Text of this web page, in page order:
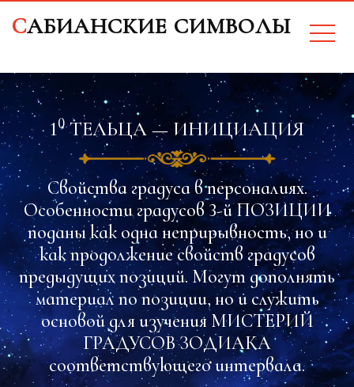
CАБИАНСКИЕ СИМВОЛЫ
10ТЕЛЬЦА — ИНИЦИАЦИЯ
Свойства градуса в персоналиях.
Особенности градусов 3-й ПОЗИЦИИ
поданы как одна неприрывность, но и
как продолжение свойств градусов
предыдущих позиций. Могут дополнять
материал по позиции, но и служить
основой для изучения МИСТЕРИЙ
ГРАДУСОВ ЗОДИАКА
соответствующего интервала.